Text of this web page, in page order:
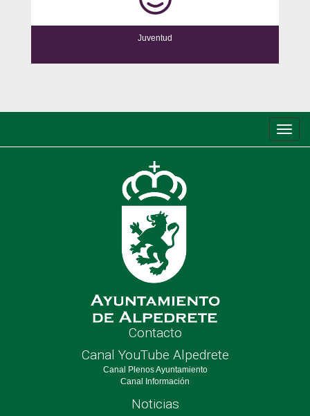
Juventud
de
Contacto
Canal YouTube Alpedrete
Canal Plenos Ayuntamiento
Canal Información
Noticias